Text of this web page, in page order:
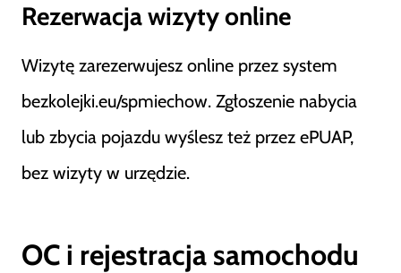
Rezerwacja wizyty online
Wizytę zarezerwujesz online przez system
bezkolejki.eu/spmiechow. Zgłoszenie nabycia
lub zbycia pojazdu wyślesz też przez ePUAP,
bez wizyty w urzędzie.
OC i rejestracja samochodu